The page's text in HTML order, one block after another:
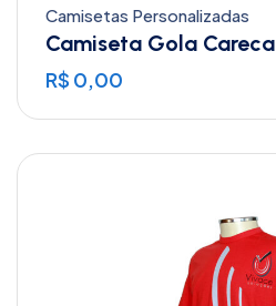
Camisetas Personalizadas
Camiseta Gola Careca
R$ 0,00